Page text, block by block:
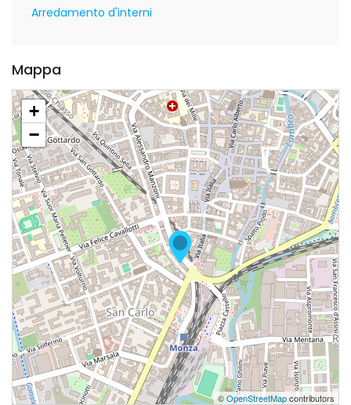
Arredamento d'interni
Mappa
+
−
©OpenStreetMapcontributors